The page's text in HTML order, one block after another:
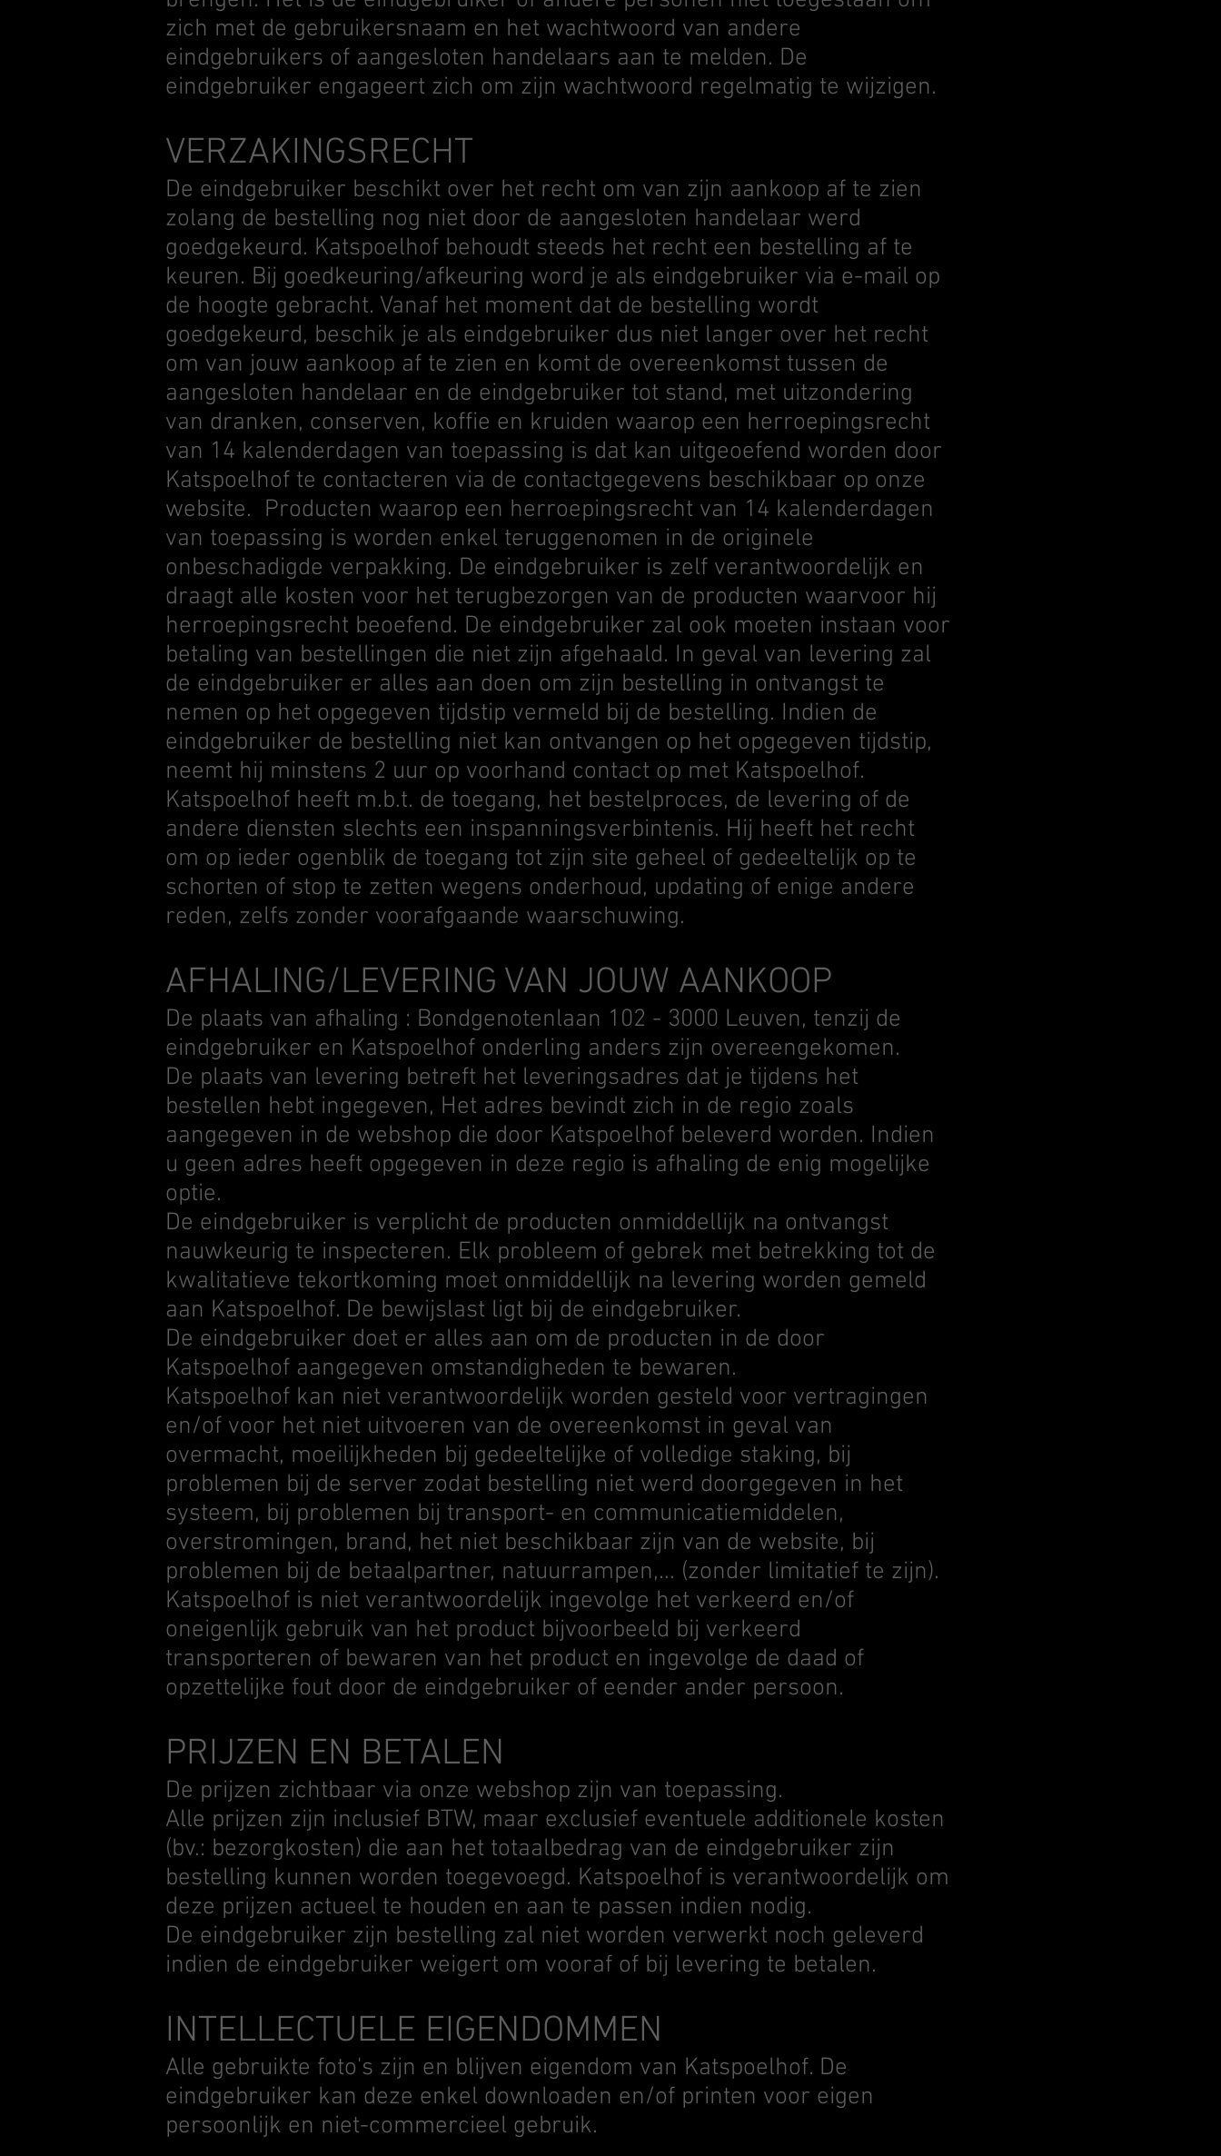
zich met de gebruikersnaam en het wachtwoord van andere
eindgebruikers of aangesloten handelaars aan te melden. De
eindgebruiker engageert zich om zijn wachtwoord regelmatig te wijzigen.
VERZAKINGSRECHT
De eindgebruiker beschikt over het recht om van zijn aankoop af te zien
zolang de bestelling nog niet door de aangesloten handelaar werd
goedgekeurd. Katspoelhof behoudt steeds het recht een bestelling af te
keuren. Bij goedkeuring/afkeuring word je als eindgebruiker via e-mail op
de hoogte gebracht. Vanaf het moment dat de bestelling wordt
goedgekeurd, beschik je als eindgebruiker dus niet langer over het recht
om van jouw aankoop af te zien en komt de overeenkomst tussen de
aangesloten handelaar en de eindgebruiker tot stand, met uitzondering
van dranken, conserven, koffie en kruiden waarop een herroepingsrecht
van 14 kalenderdagen van toepassing is dat kan uitgeoefend worden door
Katspoelhof te contacteren via de contactgegevens beschikbaar op onze
website. Producten waarop een herroepingsrecht van 14 kalenderdagen
van toepassing is worden enkel teruggenomen in de originele
onbeschadigde verpakking. De eindgebruiker is zelf verantwoordelijk en
draagt alle kosten voor het terugbezorgen van de producten waarvoor hij
herroepingsrecht beoefend. De eindgebruiker zal ook moeten instaan voor
betaling van bestellingen die niet zijn afgehaald. In geval van levering zal
de eindgebruiker er alles aan doen om zijn bestelling in ontvangst te
nemen op het opgegeven tijdstip vermeld bij de bestelling. Indien de
eindgebruiker de bestelling niet kan ontvangen op het opgegeven tijdstip,
neemt hij minstens 2 uur op voorhand contact op met Katspoelhof.
Katspoelhof heeft m.b.t. de toegang, het bestelproces, de levering of de
andere diensten slechts een inspanningsverbintenis. Hij heeft het recht
om op ieder ogenblik de toegang tot zijn site geheel of gedeeltelijk op te
schorten of stop te zetten wegens onderhoud, updating of enige andere
reden, zelfs zonder voorafgaande waarschuwing.
AFHALING/LEVERING VAN JOUW AANKOOP
De plaats van afhaling : Bondgenotenlaan 102 - 3000 Leuven, tenzij de
eindgebruiker en Katspoelhof onderling anders zijn overeengekomen.
De plaats van levering betreft het leveringsadres dat je tijdens het
bestellen hebt ingegeven, Het adres bevindt zich in de regio zoals
aangegeven in de webshop die door Katspoelhof beleverd worden. Indien
u geen adres heeft opgegeven in deze regio is afhaling de enig mogelijke
optie.
De eindgebruiker is verplicht de producten onmiddellijk na ontvangst
nauwkeurig te inspecteren. Elk probleem of gebrek met betrekking tot de
kwalitatieve tekortkoming moet onmiddellijk na levering worden gemeld
aan Katspoelhof. De bewijslast ligt bij de eindgebruiker.
De eindgebruiker doet er alles aan om de producten in de door
Katspoelhof aangegeven omstandigheden te bewaren.
Katspoelhof kan niet verantwoordelijk worden gesteld voor vertragingen
en/of voor het niet uitvoeren van de overeenkomst in geval van
overmacht, moeilijkheden bij gedeeltelijke of volledige staking, bij
problemen bij de server zodat bestelling niet werd doorgegeven in het
systeem, bij problemen bij transport- en communicatiemiddelen,
overstromingen, brand, het niet beschikbaar zijn van de website, bij
problemen bij de betaalpartner, natuurrampen,… (zonder limitatief te zijn).
Katspoelhof is niet verantwoordelijk ingevolge het verkeerd en/of
oneigenlijk gebruik van het product bijvoorbeeld bij verkeerd
transporteren of bewaren van het product en ingevolge de daad of
opzettelijke fout door de eindgebruiker of eender ander persoon.
PRIJZEN EN BETALEN
De prijzen zichtbaar via onze webshop zijn van toepassing.
Alle prijzen zijn inclusief BTW, maar exclusief eventuele additionele kosten
(bv.: bezorgkosten) die aan het totaalbedrag van de eindgebruiker zijn
bestelling kunnen worden toegevoegd. Katspoelhof is verantwoordelijk om
deze prijzen actueel te houden en aan te passen indien nodig.
De eindgebruiker zijn bestelling zal niet worden verwerkt noch geleverd
indien de eindgebruiker weigert om vooraf of bij levering te betalen.
INTELLECTUELE EIGENDOMMEN
Alle gebruikte foto's zijn en blijven eigendom van Katspoelhof. De
eindgebruiker kan deze enkel downloaden en/of printen voor eigen
persoonlijk en niet-commercieel gebruik.